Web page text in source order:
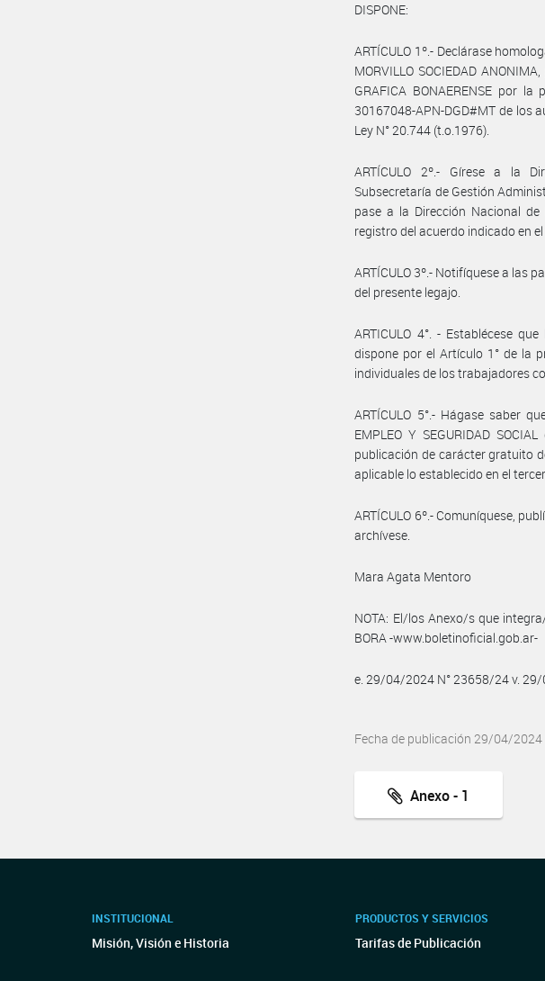
DISPONE:
ARTÍCULO 1º.- Declárase
MORVILLO SOCIEDAD
GRAFICA BONAERENSE por
30167048-APN-DGD#MT de los
Ley N° 20.744 (t.o.1976).
ARTÍCULO 2º.- Gírese a la
Subsecretaría de Gestión
pase a la Dirección Nacional
registro del acuerdo indicado en
ARTÍCULO 3º.- Notifíquese a las
del presente legajo.
ARTICULO 4°. - Establécese
dispone por el Artículo 1° de la
individuales de los trabajadores
ARTÍCULO 5°.- Hágase saber
EMPLEO Y SEGURIDAD
publicación de carácter gratuito
aplicable lo establecido en el
ARTÍCULO 6º.- Comuníquese,
archívese.
Mara Agata Mentoro
NOTA: El/los Anexo/s que
BORA -www.boletinoficial.gob.ar-
e. 29/04/2024 N° 23658/24 v.
Fecha de publicación 29/04/2024
Anexo - 1
INSTITUCIONAL
Misión, Visión e Historia
PRODUCTOS Y SERVICIOS
Tarifas de Publicación